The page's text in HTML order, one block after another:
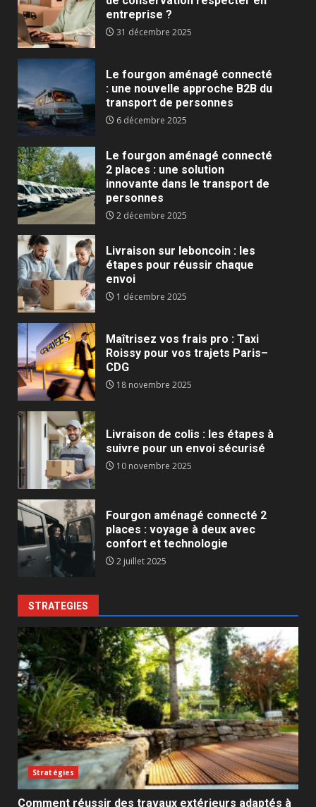
entreprise ?
31 décembre 2025
Le fourgon aménagé connecté
: une nouvelle approche B2B du
transport de personnes
6 décembre 2025
Le fourgon aménagé connecté
2 places : une solution
innovante dans le transport de
personnes
2 décembre 2025
Livraison sur leboncoin : les
étapes pour réussir chaque
envoi
1 décembre 2025
Maîtrisez vos frais pro : Taxi
Roissy pour vos trajets Paris–
CDG
18 novembre 2025
Livraison de colis : les étapes à
suivre pour un envoi sécurisé
10 novembre 2025
Fourgon aménagé connecté 2
places : voyage à deux avec
confort et technologie
2 juillet 2025
STRATEGIES
Stratégies
Comment réussir des travaux extérieurs adaptés à